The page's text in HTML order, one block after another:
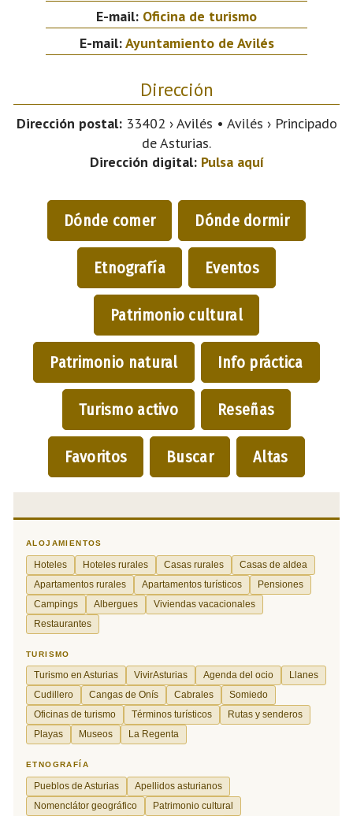
E-mail: Oficina de turismo
E-mail:Ayuntamiento de Avilés
Dirección
Dirección postal:33402 › Avilés • Avilés › Principado
de Asturias.
Dirección digital: Pulsa aquí
Dónde comer Dónde dormir
Etnografía Eventos
Patrimonio cultural
Patrimonio natural Info práctica
Turismo activo Reseñas
Favoritos Buscar Altas